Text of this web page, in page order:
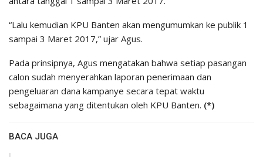
“Lalu kemudian KPU Banten akan mengumumkan ke publik 1
sampai 3 Maret 2017,” ujar Agus.
Pada prinsipnya, Agus mengatakan bahwa setiap pasangan
calon sudah menyerahkan laporan penerimaan dan
pengeluaran dana kampanye secara tepat waktu
sebagaimana yang ditentukan oleh KPU Banten. (*)
BACA JUGA